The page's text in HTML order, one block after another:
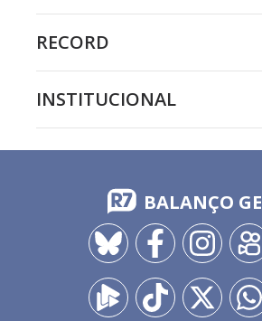
RECORD
INSTITUCIONAL
BALANÇO